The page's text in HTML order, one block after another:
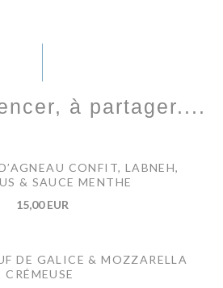
à partager....
CONFIT, LABNEH,
& SAUCE MENTHE
15,00 EUR
DE GALICE & MOZZARELLA
CRÉMEUSE